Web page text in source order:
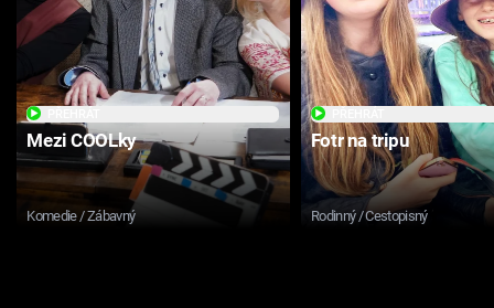
Mezi COOLky
Komedie / Zábavný
Fotr na tripu
Rodinný / Cestopisný